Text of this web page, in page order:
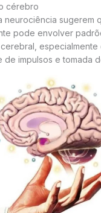
cérebro
neurociência sugerem
pode envolver
especialmente
de impulsos e tomada